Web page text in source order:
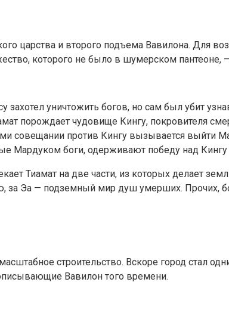
царства и второго подъема Вавилона. Для
которого не было в шумерском пантеоне,
захотел уничтожить богов, но сам был убит
порождает чудовище Кингу, покровителя
совещании против Кингу вызывается выйти
Мардуком боги, одерживают победу над
Тиамат на две части, из которых делает
за Эа — подземный мир душ умерших. Прочих,
строительство. Вскоре город
Вавилон того времени.